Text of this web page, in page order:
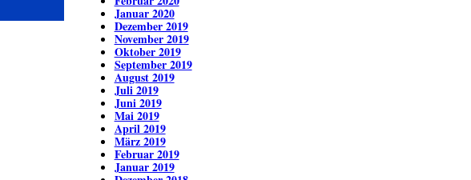
Januar 2020
Dezember 2019
November 2019
Oktober 2019
September 2019
August 2019
Juli 2019
Juni 2019
Mai 2019
April 2019
März 2019
Februar 2019
Januar 2019